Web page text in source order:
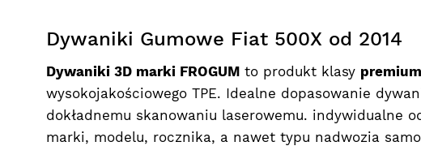
Dywaniki Gumowe Fiat 500X od 2014
Dywaniki 3D marki FROGUM to produkt klasy premium
wysokojakościowego TPE. Idealne dopasowanie
dokładnemu skanowaniu laserowemu. indywidualne
marki, modelu, rocznika, a nawet typu nadwozia